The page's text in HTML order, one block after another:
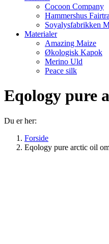
Cocoon Company
Hammershus
Soyalysfabrikken
Materialer
Amazing Maize
Økologisk Kapok
Merino Uld
Peace silk
Eqology pure
Du er her:
Forside
Eqology pure arctic oil